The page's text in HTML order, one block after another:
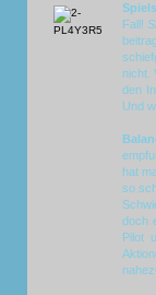
Fall!
nicht.
den
Und
hat
so
doch
Pilot